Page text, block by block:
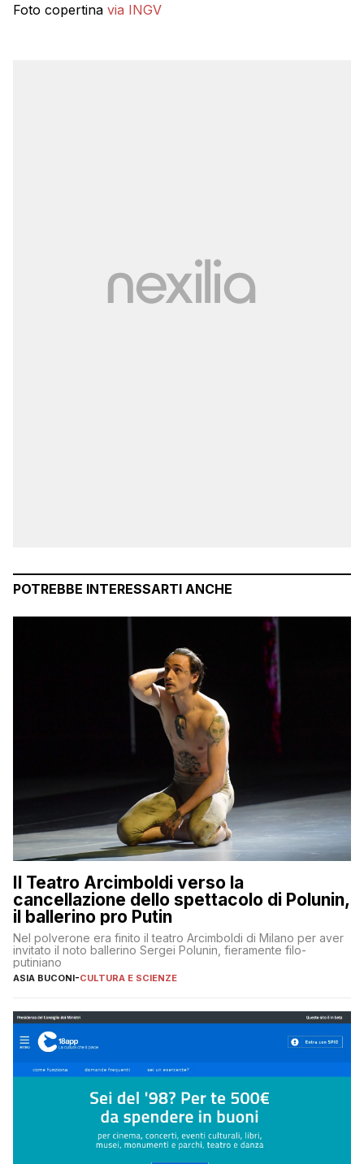
Foto copertina via INGV
POTREBBE INTERESSARTI ANCHE
Il Teatro Arcimboldi verso la
cancellazione dello spettacolo di Polunin,
il ballerino pro Putin
Nel polverone era finito il teatro Arcimboldi di Milano per aver
invitato il noto ballerino Sergei Polunin, fieramente filo-
putiniano
ASIA BUCONI-CULTURA E SCIENZE